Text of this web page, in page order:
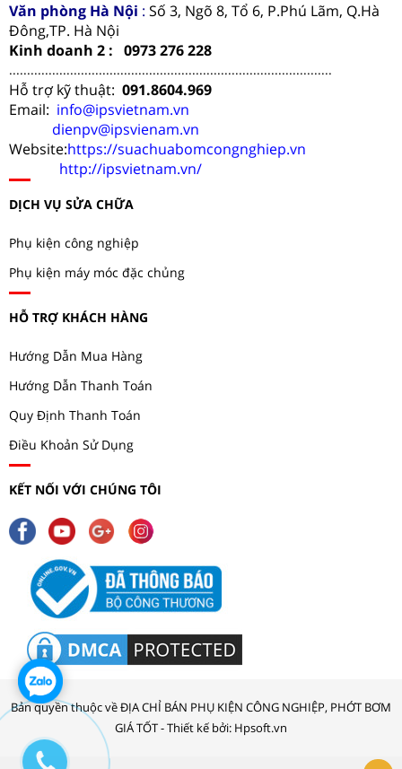
Văn phòng Hà Nội : Số 3, Ngõ 8, Tổ 6, P.Phú Lãm, Q.Hà
Đông,TP. Hà Nội
Kinh doanh 2 : 0973 276 228
..........................................................................................
Hỗ trợ kỹ thuật: 091.8604.969
Email: info@ipsvietnam.vn
dienpv@ipsvienam.vn
Website:https://suachuabomcongnghiep.vn
http://ipsvietnam.vn/
DỊCH VỤ SỬA CHỮA
Phụ kiện công nghiệp
Phụ kiện máy móc đặc chủng
HỖ TRỢ KHÁCH HÀNG
Hướng Dẫn Mua Hàng
Hướng Dẫn Thanh Toán
Quy Định Thanh Toán
Điều Khoản Sử Dụng
KẾT NỐI VỚI CHÚNG TÔI
Bản quyền thuộc về ĐỊA CHỈ BÁN PHỤ KIỆN CÔNG NGHIỆP, PHỚT BƠM
GIÁ TỐT - Thiết kế bởi: Hpsoft.vn